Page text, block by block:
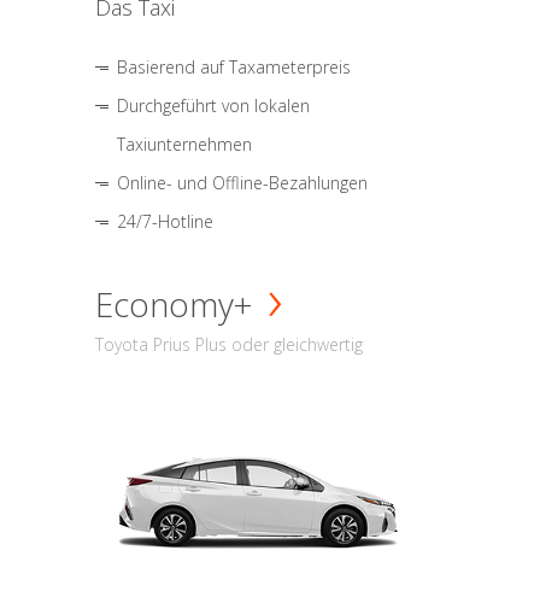
Das Taxi
Basierend auf Taxameterpreis
Durchgeführt von lokalen
Taxiunternehmen
Online- und Offline-Bezahlungen
24/7-Hotline
Economy+
Toyota Prius Plus oder gleichwertig